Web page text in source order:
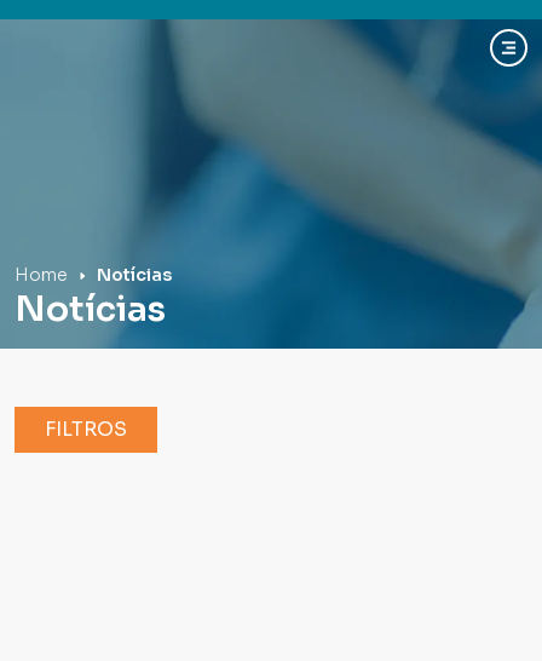
Home Notícias
Notícias
FILTROS